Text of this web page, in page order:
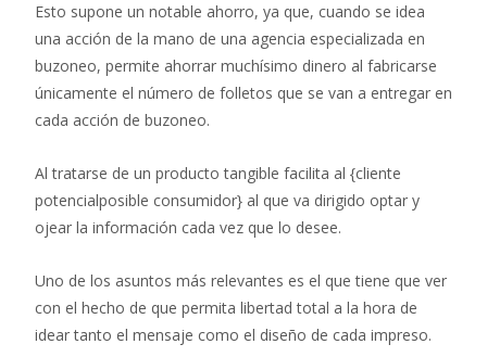
Esto supone un notable ahorro, ya que, cuando se idea
una acción de la mano de una agencia especializada en
buzoneo, permite ahorrar muchísimo dinero al fabricarse
únicamente el número de folletos que se van a entregar en
cada acción de buzoneo.
Al tratarse de un producto tangible facilita al {cliente
potencialposible consumidor} al que va dirigido optar y
ojear la información cada vez que lo desee.
Uno de los asuntos más relevantes es el que tiene que ver
con el hecho de que permita libertad total a la hora de
idear tanto el mensaje como el diseño de cada impreso.